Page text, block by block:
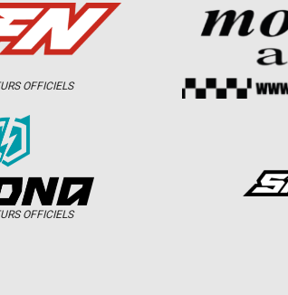
OFFICIELS
OFFICIELS